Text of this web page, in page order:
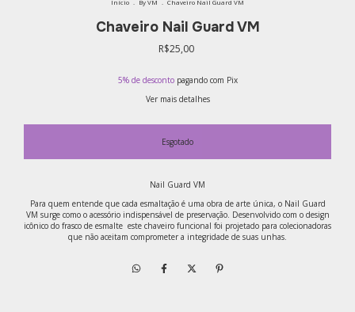
Início By VM Chaveiro Nail Guard VM
Chaveiro Nail Guard VM
R$25,00
5% de descontopagando com Pix
Ver mais detalhes
Nail Guard VM
​Para quem entende que cada esmaltação é uma obra de arte única, o Nail Guard
VM surge como o acessório indispensável de preservação. Desenvolvido com o design
icônico do frasco de esmalte este chaveiro funcional foi projetado para colecionadoras
que não aceitam comprometer a integridade de suas unhas.